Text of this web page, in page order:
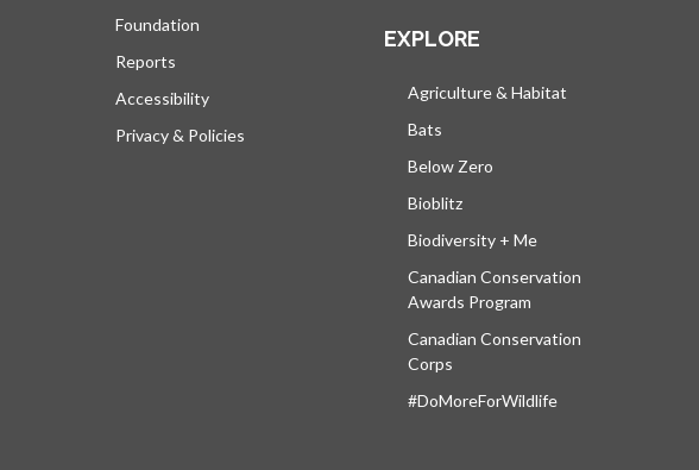
Foundation
Reports
Accessibility
Privacy & Policies
EXPLORE
Agriculture & Habitat
Bats
Below Zero
Bioblitz
Biodiversity + Me
Canadian Conservation
Awards Program
Canadian Conservation
Corps
#DoMoreForWildlife